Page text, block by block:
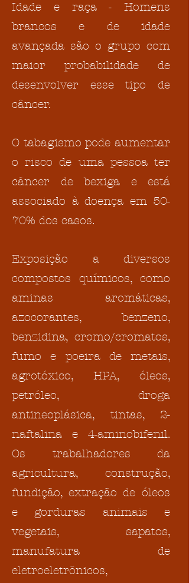
Idade e raça - Homens
brancos e de idade
avançada são o grupo com
maior probabilidade de
desenvolver esse tipo de
câncer.
O tabagismo pode aumentar
o risco de uma pessoa ter
câncer de bexiga e está
associado à doença em 50-
70% dos casos.
Exposição a diversos
compostos químicos, como
aminas aromáticas,
azocorantes, benzeno,
benzidina, cromo/cromatos,
fumo e poeira de metais,
agrotóxico, HPA, óleos,
petróleo, droga
antineoplásica, tintas, 2-
naftalina e 4-aminobifenil.
Os trabalhadores da
agricultura, construção,
fundição, extração de óleos
e gorduras animais e
vegetais, sapatos,
manufatura de
eletroeletrônicos,